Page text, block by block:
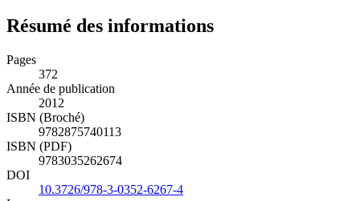
Résumé des informations
Pages
372
Année de publication
2012
ISBN (Broché)
9782875740113
ISBN (PDF)
9783035262674
DOI
10.3726/978-3-0352-6267-4